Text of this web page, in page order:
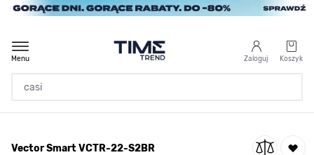
Przejdź do treści
Zaloguj Koszyk
Menu
/ Vector Smart VCTR-22-S2BR
Vector Smart VCTR-22-S2BR